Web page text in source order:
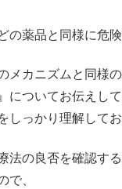
の薬品と同様に危険
メカニズムと同様の
についてお伝えし
しっかり理解してお
法の良否を確認す
、